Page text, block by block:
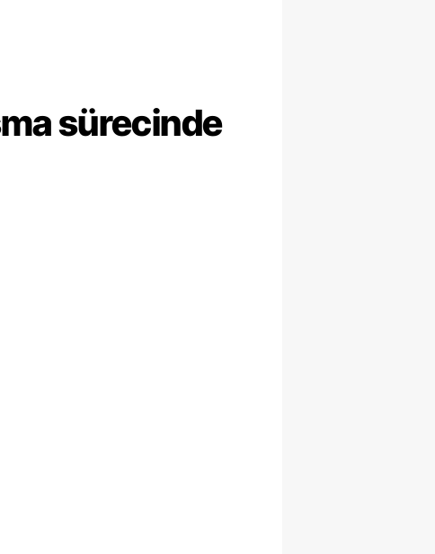
sürecinde